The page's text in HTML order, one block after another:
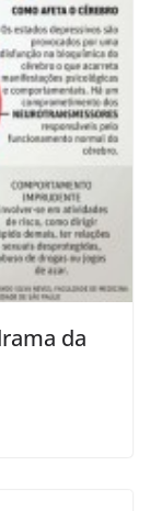
da